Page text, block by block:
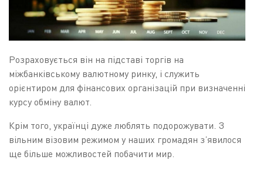
Розраховується він на підставі торгів на
міжбанківському валютному ринку, і служить
орієнтиром для фінансових організацій при визначенні
курсу обміну валют.
Крім того, українці дуже люблять подорожувати. З
вільним візовим режимом у наших громадян з’явилося
ще більше можливостей побачити мир.